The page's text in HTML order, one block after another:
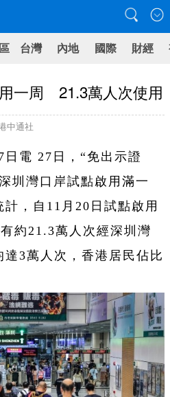
台灣 內地 國際 財經
一周 21.3萬人次使用
中通社
電 27日，“免出示證
圳灣口岸試點啟用滿一
，自11月20日試點啟用
約21.3萬人次經深圳灣
達3萬人次，香港居民佔比